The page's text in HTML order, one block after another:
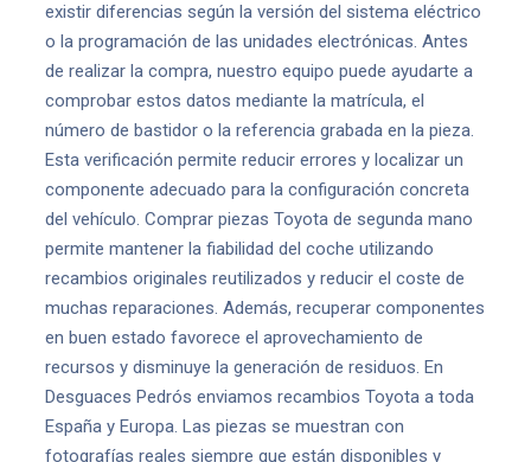
existir diferencias según la versión del sistema eléctrico
o la programación de las unidades electrónicas. Antes
de realizar la compra, nuestro equipo puede ayudarte a
comprobar estos datos mediante la matrícula, el
número de bastidor o la referencia grabada en la pieza.
Esta verificación permite reducir errores y localizar un
componente adecuado para la configuración concreta
del vehículo. Comprar piezas Toyota de segunda mano
permite mantener la fiabilidad del coche utilizando
recambios originales reutilizados y reducir el coste de
muchas reparaciones. Además, recuperar componentes
en buen estado favorece el aprovechamiento de
recursos y disminuye la generación de residuos. En
Desguaces Pedrós enviamos recambios Toyota a toda
España y Europa. Las piezas se muestran con
fotografías reales siempre que están disponibles y